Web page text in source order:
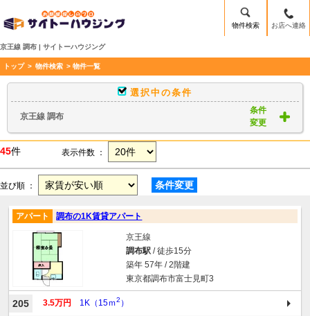
物件検索 お店へ連絡
京王線 調布 | サイトーハウジング
トップ > 物件検索 > 物件一覧
選択中の条件
京王線 調布
条件
変更
45件 表示件数 ：
並び順 ： 条件変更
アパート 調布の1K賃貸アパート
京王線
調布駅/ 徒歩15分
築年 57年 / 2階建
東京都調布市富士見町3
205 3.5万円 1K（15ｍ2 ）